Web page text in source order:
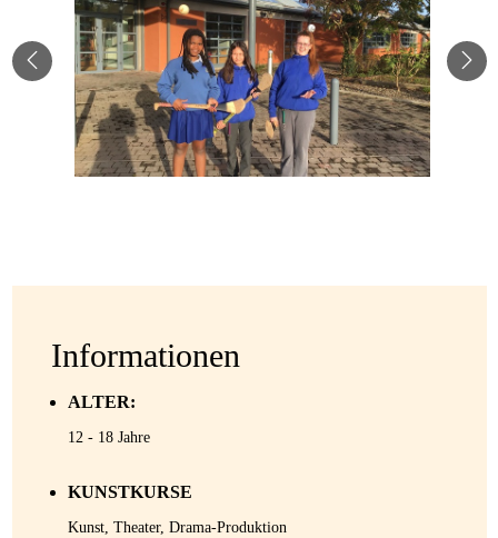
Informationen
ALTER:
12 - 18 Jahre
KUNSTKURSE
Kunst, Theater, Drama-Produktion